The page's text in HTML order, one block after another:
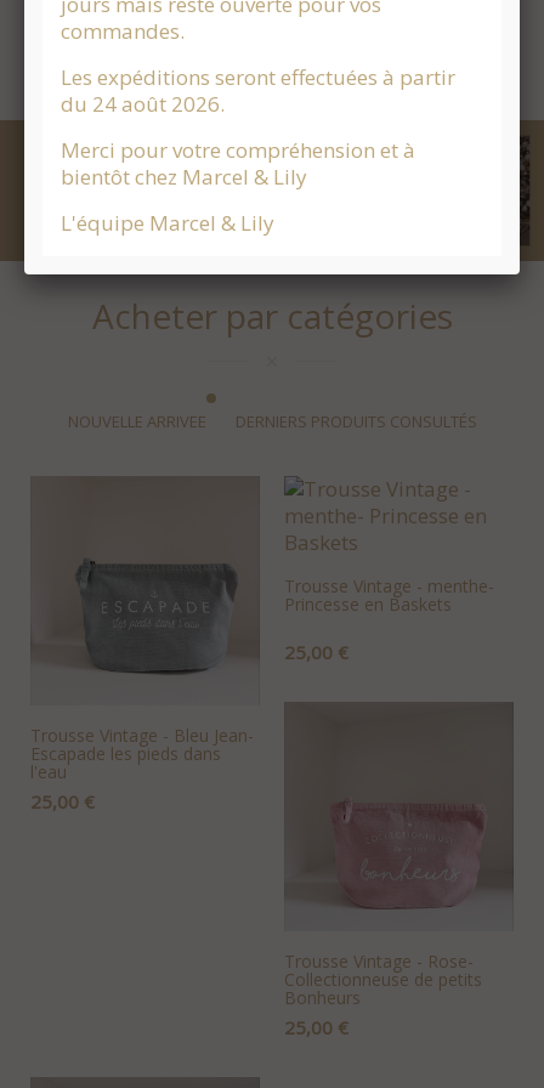
ressemblent.
Acheter par catégories
NOUVELLE ARRIVEE DERNIERS PRODUITS CONSULTÉS
Trousse Vintage - Bleu Jean-
Escapade les pieds dans
l'eau
Prix
25,00 €
Trousse Vintage - menthe-
Princesse en Baskets
Prix
25,00 €
Trousse Vintage - Rose-
Collectionneuse de petits
Bonheurs
Prix
25,00 €
commandes.
Les expéditions seront effectuées à partir
du 24 août 2026.
Merci pour votre compréhension et à
bientôt chez Marcel & Lily
L'équipe Marcel & Lily